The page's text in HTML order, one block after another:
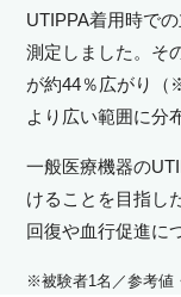
UTIPPA着用時で
測定しました。そ
が約44％広がり（
より広い範囲に分
一般医療機器の
けることを目指し
回復や血行促進に
※被験者1名／参考値